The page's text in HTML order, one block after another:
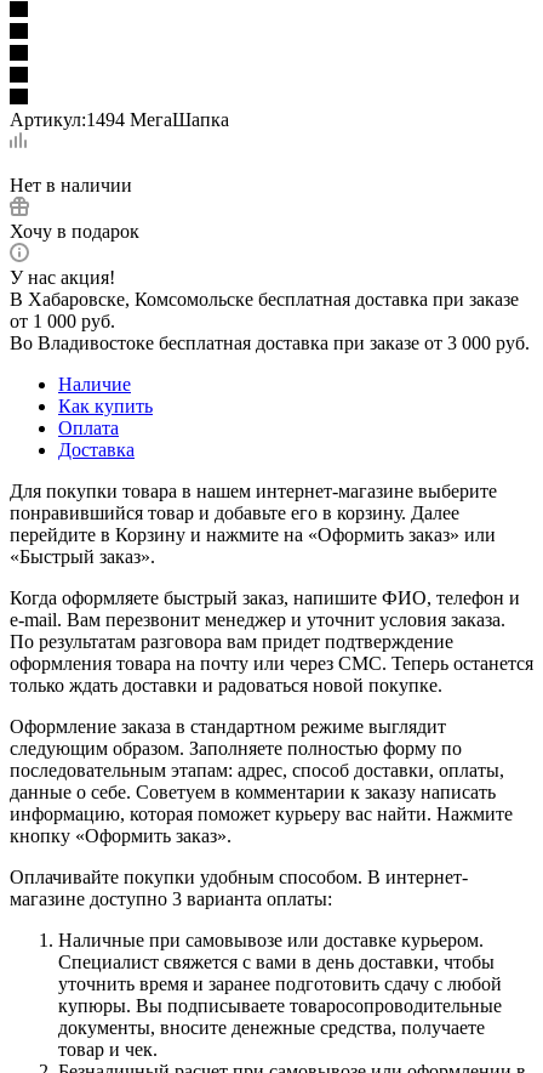
Артикул:1494 МегаШапка
Нет в наличии
Хочу в подарок
У нас акция!
В Хабаровске, Комсомольске бесплатная доставка при заказе
от 1 000 руб.
Во Владивостоке бесплатная доставка при заказе от 3 000 руб.
Наличие
Как купить
Оплата
Доставка
Для покупки товара в нашем интернет-магазине выберите
понравившийся товар и добавьте его в корзину. Далее
перейдите в Корзину и нажмите на «Оформить заказ» или
«Быстрый заказ».
Когда оформляете быстрый заказ, напишите ФИО, телефон и
e-mail. Вам перезвонит менеджер и уточнит условия заказа.
По результатам разговора вам придет подтверждение
оформления товара на почту или через СМС. Теперь останется
только ждать доставки и радоваться новой покупке.
Оформление заказа в стандартном режиме выглядит
следующим образом. Заполняете полностью форму по
последовательным этапам: адрес, способ доставки, оплаты,
данные о себе. Советуем в комментарии к заказу написать
информацию, которая поможет курьеру вас найти. Нажмите
кнопку «Оформить заказ».
Оплачивайте покупки удобным способом. В интернет-
магазине доступно 3 варианта оплаты:
Наличные при самовывозе или доставке курьером.
Специалист свяжется с вами в день доставки, чтобы
уточнить время и заранее подготовить сдачу с любой
купюры. Вы подписываете товаросопроводительные
документы, вносите денежные средства, получаете
товар и чек.